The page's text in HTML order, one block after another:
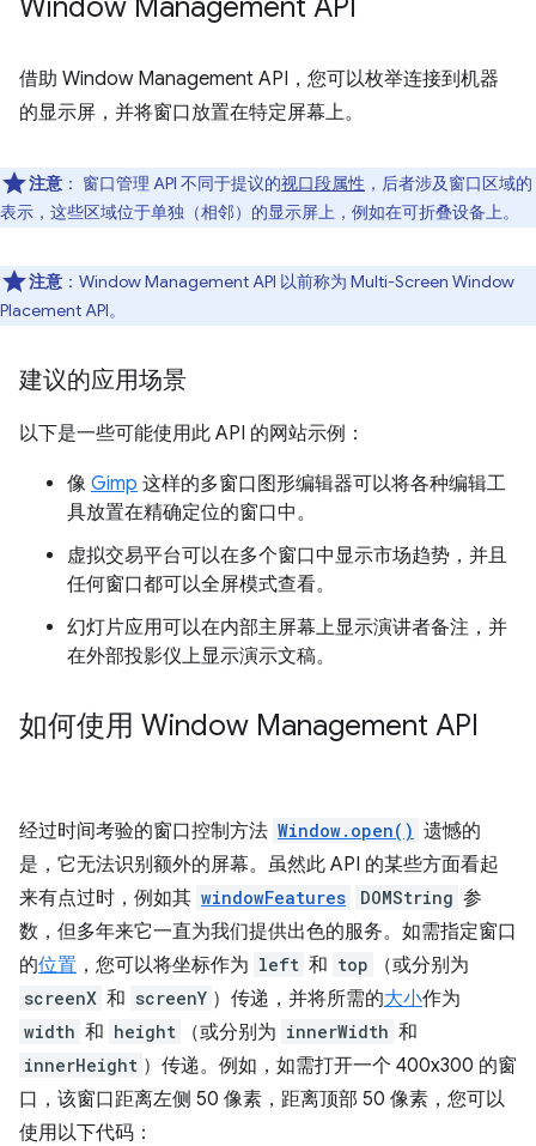
Window Management API
借助 Window Management API，您可以枚举连接到机器
的显示屏，并将窗口放置在特定屏幕上。
注意 ： 窗口管理 API 不同于提议的视口段属性 ，后者涉及窗口区域的
表示，这些区域位于单独（相邻）的显示屏上，例如在可折叠设备上。
注意 ：Window Management API 以前称为 Multi-Screen Window
Placement API。
建议的应用场景
以下是一些可能使用此 API 的网站示例：
像 Gimp 这样的多窗口图形编辑器可以将各种编辑工
具放置在精确定位的窗口中。
虚拟交易平台可以在多个窗口中显示市场趋势，并且
任何窗口都可以全屏模式查看。
幻灯片应用可以在内部主屏幕上显示演讲者备注，并
在外部投影仪上显示演示文稿。
如何使用 Window Management API
经过时间考验的窗口控制方法 Window.open() 遗憾的
是，它无法识别额外的屏幕。虽然此 API 的某些方面看起
来有点过时，例如其 windowFeatures DOMString 参
数，但多年来它一直为我们提供出色的服务。如需指定窗口
的位置 ，您可以将坐标作为 left 和 top （或分别为
screenX 和 screenY ）传递，并将所需的大小作为
width 和 height （或分别为 innerWidth 和
innerHeight ）传递。例如，如需打开一个 400x300 的窗
口，该窗口距离左侧 50 像素，距离顶部 50 像素，您可以
使用以下代码：